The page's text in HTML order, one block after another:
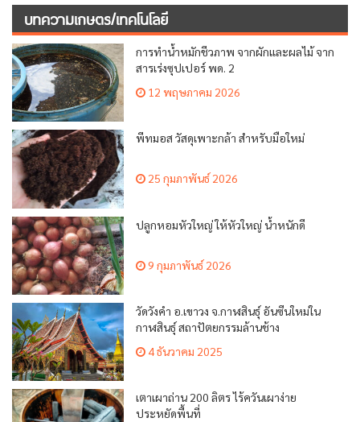
บทความเกษตร/เทคโนโลยี
การทำน้ำหมักชีวภาพ จากผักและผลไม้ จาก
สารเร่งซุปเปอร์ พด. 2
12 พฤษภาคม 2026
พีทมอส วัสดุเพาะกล้า สำหรับมือใหม่
25 กุมภาพันธ์ 2026
ปลูกหอมหัวใหญ่ ให้หัวใหญ่ น้ำหนักดี
9 กุมภาพันธ์ 2026
วัดวังคำ อ.เขาวง จ.กาฬสินธุ์ อันซีนใหม่ใน
กาฬสินธุ์ สถาปัตยกรรมล้านช้าง
4 ธันวาคม 2025
เตาเผาถ่าน 200 ลิตร ไร้ควันเผาง่าย
ประหยัดพื้นที่